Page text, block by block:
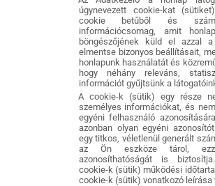
úgynevezett cookie-kat
cookie betűből és
információcsomag, amit
böngészőjének küld el azzal
elmentse bizonyos beállításait,
honlapunk használatát és
hogy néhány releváns,
információt gyűjtsünk a
A cookie-k (sütik) egy része
személyes információkat, és
egyéni felhasználó
azonban olyan egyéni
egy titkos, véletlenül generált
az Ön eszköze tárol,
azonosíthatóságát is
cookie-k (sütik) működési
cookie-k (sütik) vonatkozó leírása